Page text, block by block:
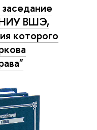
НИУ ВШЭ,
которого